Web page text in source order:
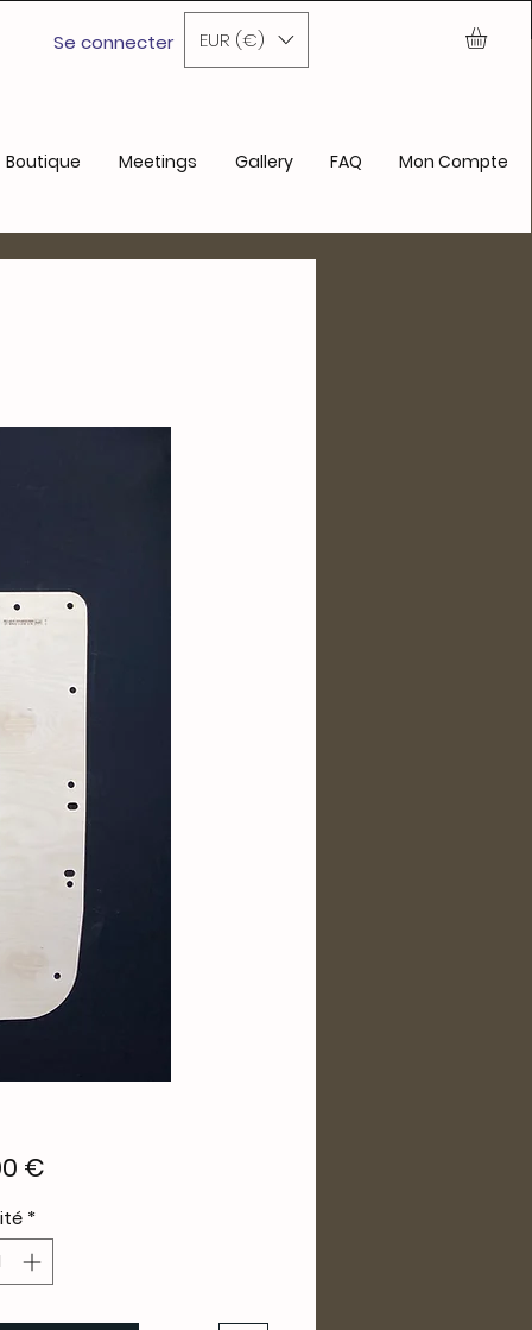
Se connecter EUR (€)
Boutique Meetings Gallery FAQ Mon Compte
€Prix
*